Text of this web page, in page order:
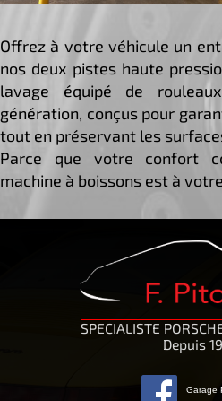
Offrez à votre véhicule un
nos deux pistes haute
lavage équipé de
génération, conçus pour
tout en préservant les
Parce que votre confort
machine à boissons est à
SPECIALISTE
Depuis
Garage